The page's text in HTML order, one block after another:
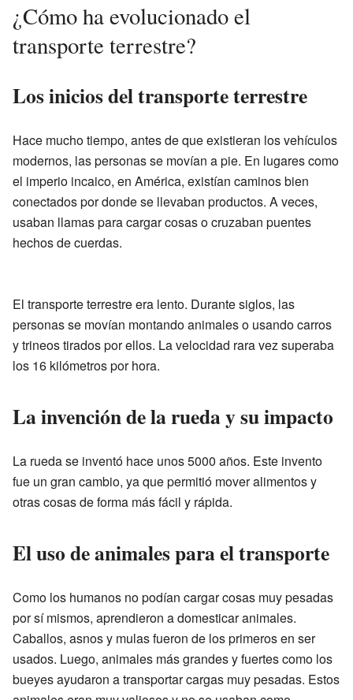
¿Cómo ha evolucionado el
transporte terrestre?
Los inicios del transporte terrestre
Hace mucho tiempo, antes de que existieran los vehículos
modernos, las personas se movían a pie. En lugares como
el imperio incaico, en América, existían caminos bien
conectados por donde se llevaban productos. A veces,
usaban llamas para cargar cosas o cruzaban puentes
hechos de cuerdas.
El transporte terrestre era lento. Durante siglos, las
personas se movían montando animales o usando carros
y trineos tirados por ellos. La velocidad rara vez superaba
los 16 kilómetros por hora.
La invención de la rueda y su impacto
La rueda se inventó hace unos 5000 años. Este invento
fue un gran cambio, ya que permitió mover alimentos y
otras cosas de forma más fácil y rápida.
El uso de animales para el transporte
Como los humanos no podían cargar cosas muy pesadas
por sí mismos, aprendieron a domesticar animales.
Caballos, asnos y mulas fueron de los primeros en ser
usados. Luego, animales más grandes y fuertes como los
bueyes ayudaron a transportar cargas muy pesadas. Estos